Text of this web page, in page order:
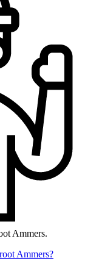
Ammers.
Ammers?